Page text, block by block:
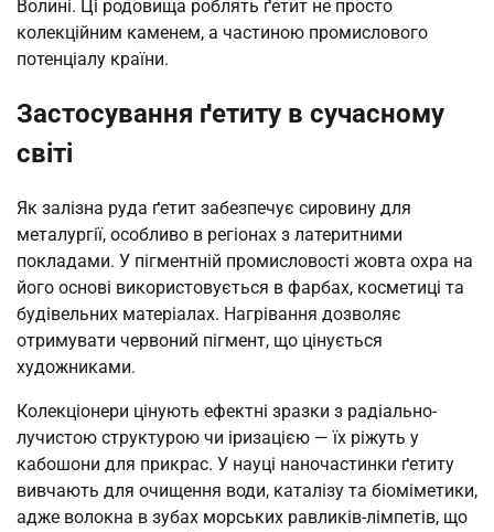
Волині. Ці родовища роблять ґетит не просто
колекційним каменем, а частиною промислового
потенціалу країни.
Застосування ґетиту в сучасному
світі
Як залізна руда ґетит забезпечує сировину для
металургії, особливо в регіонах з латеритними
покладами. У пігментній промисловості жовта охра на
його основі використовується в фарбах, косметиці та
будівельних матеріалах. Нагрівання дозволяє
отримувати червоний пігмент, що цінується
художниками.
Колекціонери цінують ефектні зразки з радіально-
лучистою структурою чи іризацією — їх ріжуть у
кабошони для прикрас. У науці наночастинки ґетиту
вивчають для очищення води, каталізу та біоміметики,
адже волокна в зубах морських равликів-лімпетів, що